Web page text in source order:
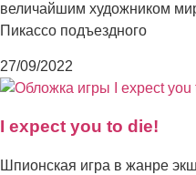
величайшим художником
Пикассо подъездного
27/09/2022
I expect you to die!
Шпионская игра в жанре